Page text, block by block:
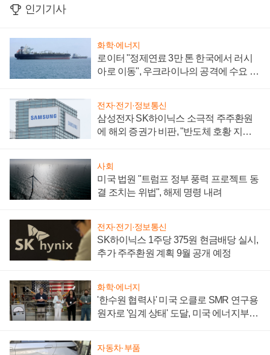
인기기사
화학·에너지
로이터 "정제연료 3만 톤 한국에서 러시
아로 이동", 우크라이나의 공격에 수요 늘
전자·전기·정보통신
삼성전자 SK하이닉스 소극적 주주환원
에 해외 증권가 비판, "반도체 호황 지속
사회
미국 법원 "트럼프 정부 풍력 프로젝트 동
결 조치는 위법", 해제 명령 내려
전자·전기·정보통신
SK하이닉스 1주당 375원 현금배당 실시,
추가 주주환원 계획 9월 공개 예정
화학·에너지
'한수원 협력사' 미국 오클로 SMR 연구용
원자로 '임계 상태' 도달, 미국 에너지부
자동차·부품